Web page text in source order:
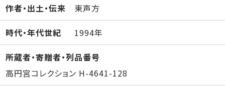
作者・出土・伝来 東声方
時代・年代世紀 1994年
所蔵者・寄贈者・列品番号
高円宮コレクション H-4641-128